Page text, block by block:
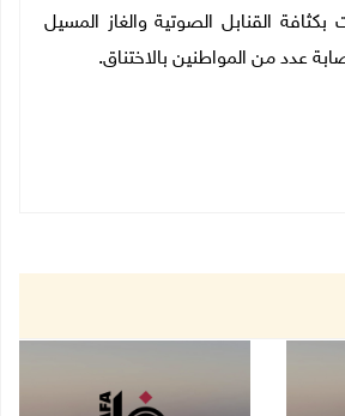
بكثافة القنابل الصوتية والغاز المسيل
عدد من المواطنين بالاختناق.